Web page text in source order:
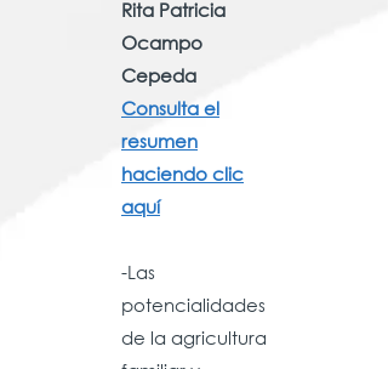
Rita Patricia
Ocampo
Cepeda
Consulta el
resumen
haciendo clic
aquí
-Las
potencialidades
de la agricultura